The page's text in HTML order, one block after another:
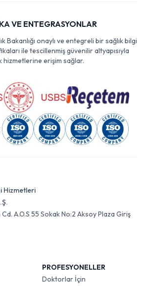
VE ENTEGRASYONLAR
Bakanlığı onaylı ve entegreli bir sağlık bilgi
ile tescillenmiş güvenilir altyapısıyla
hizmetlerine erişim sağlar.
Hizmetleri
A.O.S 55 Sokak No:2 Aksoy Plaza Giriş
PROFESYONELLER
Doktorlar İçin